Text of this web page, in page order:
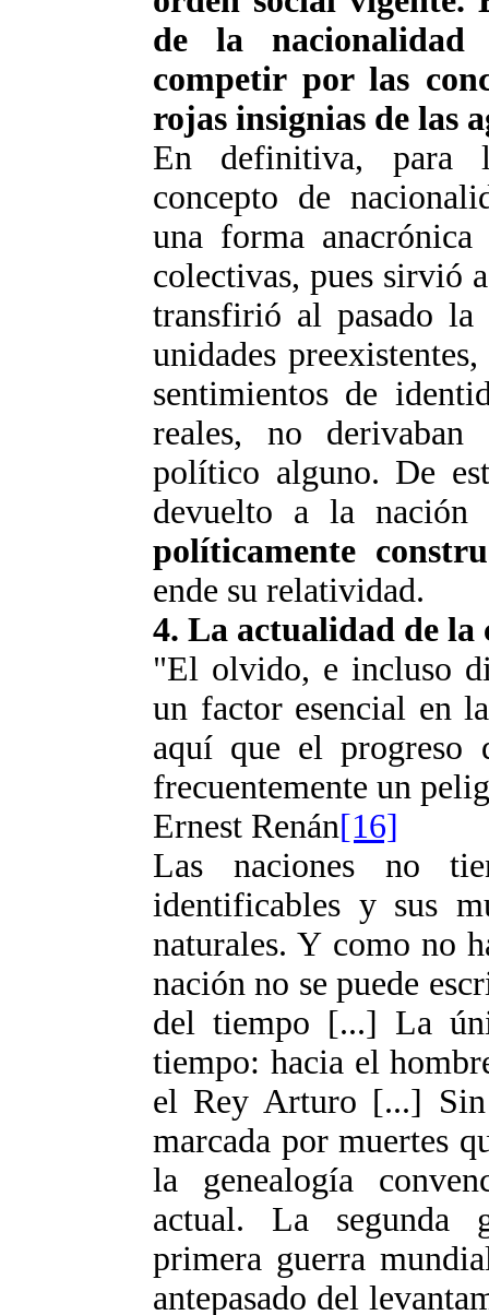
de la
competir por las
rojas insignias de las
En definitiva, para
concepto de
una forma
colectivas, pues sirvió
transfirió al pasado la
unidades
sentimientos de
reales, no
político alguno. De
devuelto a la
políticamente
ende su relatividad.
4. La actualidad de la
"El olvido, e incluso
un factor esencial en
aquí que el progreso
frecuentemente un
Ernest Renán[16]
Las naciones no
identificables y sus
naturales. Y como no
nación no se puede
del tiempo [...] La
tiempo: hacia el
el Rey Arturo [...] Sin
marcada por muertes
la genealogía
actual. La segunda
primera guerra
antepasado del